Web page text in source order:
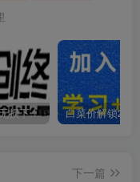
全网VIP课程 无损下载~
下一篇